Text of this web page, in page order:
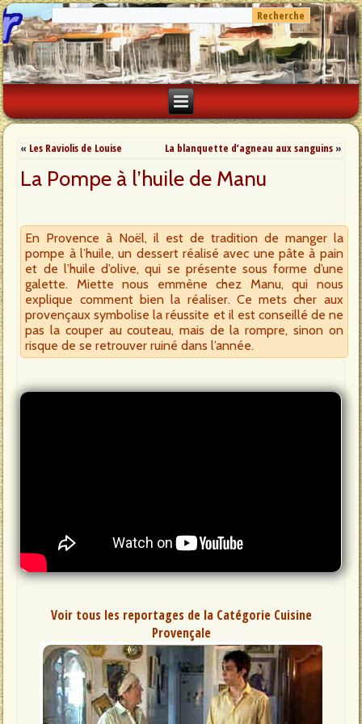
« Les Raviolis de Louise La blanquette d’agneau aux sanguins»
La Pompe à l’huile de Manu
En Provence à Noël, il est de tradition de manger la
pompe à l’huile, un dessert réalisé avec une pâte à pain
et de l’huile d’olive, qui se présente sous forme d’une
galette. Miette nous emmène chez Manu, qui nous
explique comment bien la réaliser. Ce mets cher aux
provençaux symbolise la réussite et il est conseillé de ne
pas la couper au couteau, mais de la rompre, sinon on
risque de se retrouver ruiné dans l’année.
Voir tous les reportages de la Catégorie Cuisine
Provençale